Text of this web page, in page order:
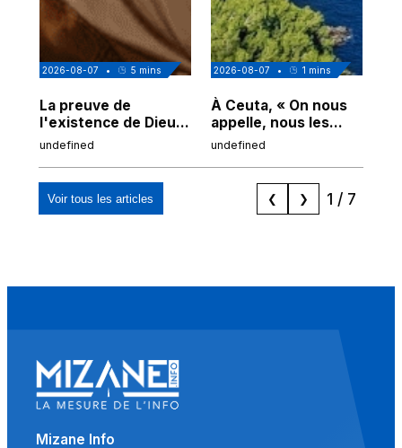
2026-08-07 • 5 mins
La preuve de
l'existence de Dieu
chez Ibn Sina
undefined
2026-08-07 • 1 mins
À Ceuta, « On nous
appelle, nous les
Espagnols d'origine
"musulmans"»
undefined
Voir tous les articles ❮ ❯ 1 / 7
Mizane Info